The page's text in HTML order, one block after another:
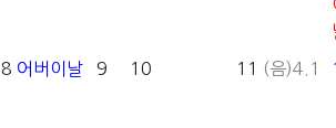
8 어버이날 9 10 11 (음)4.1